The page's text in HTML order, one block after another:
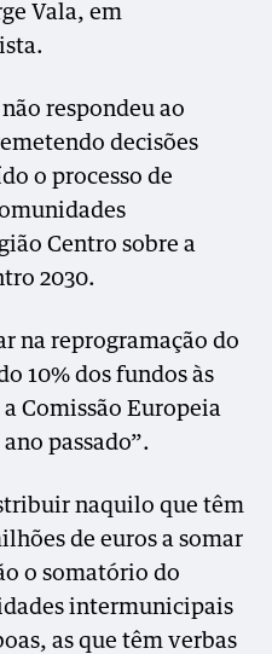
Vala, em
respondeu ao
decisões
o processo de
Centro sobre a
2030.
na reprogramação do
10% dos fundos às
Comissão Europeia
passado”.
naquilo que têm
de euros a somar
o somatório do
intermunicipais
as que têm verbas